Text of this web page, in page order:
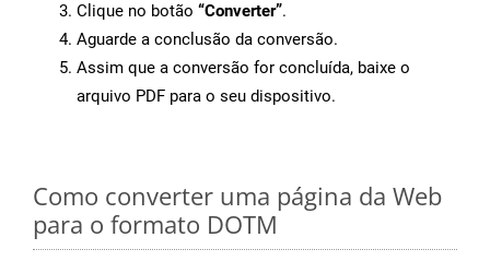
Clique no botão “Converter”.
Aguarde a conclusão da conversão.
Assim que a conversão for concluída, baixe o
arquivo PDF para o seu dispositivo.
Como converter uma página da Web
para o formato DOTM